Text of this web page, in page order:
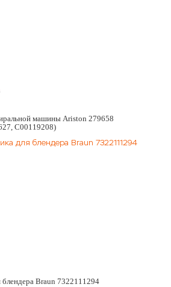
машины Ariston 279658
C00119208)
блендера Braun 7322111294